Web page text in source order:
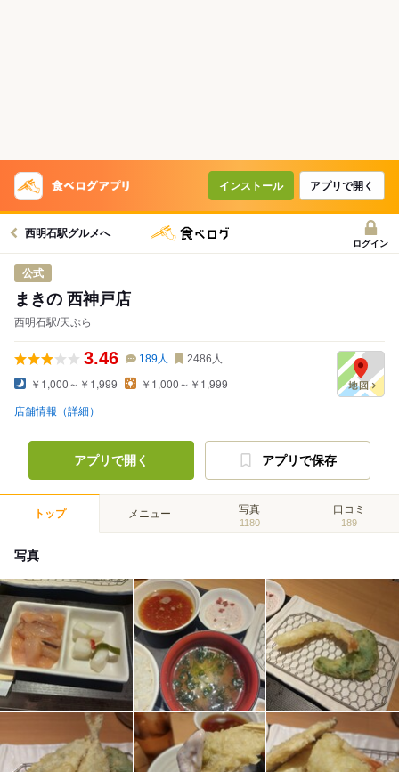
インストール アプリで開く
西明石駅グルメへ
ログイン
公式
まきの 西神戸店
西明石駅/天ぷら
3.46 189人 2486 人
￥1,000～￥1,999 ￥1,000～￥1,999
店舗情報（詳細）
アプリで開く アプリで保存
トップ メニュー 写真
1180
口コミ
189
写真